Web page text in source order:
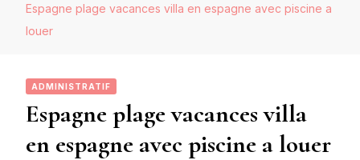
Espagne plage vacances villa en espagne avec piscine a
louer
ADMINISTRATIF
Espagne plage vacances villa
en espagne avec piscine a louer